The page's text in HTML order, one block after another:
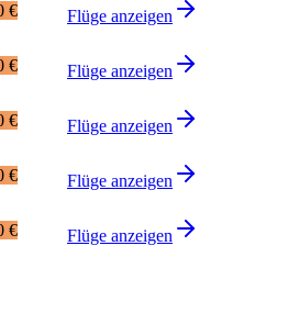
€ Flüge anzeigen
€ Flüge anzeigen
€ Flüge anzeigen
€ Flüge anzeigen
€ Flüge anzeigen